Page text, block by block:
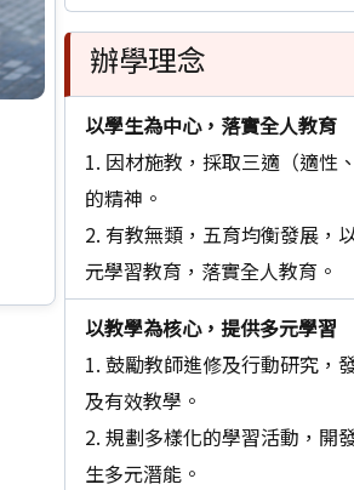
辦學理念
以學生為中心，落實全人教育
1. 因材施教，採取三適（適性
的精神。
2. 有教無類，五育均衡發展，
元學習教育，落實全人教育。
以教學為核心，提供多元學習
1. 鼓勵教師進修及行動研究，
及有效教學。
2. 規劃多樣化的學習活動，開
生多元潛能。